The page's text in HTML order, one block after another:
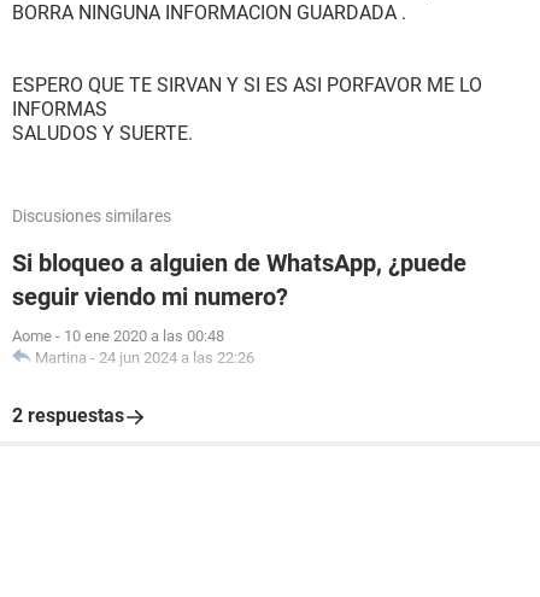
BORRA NINGUNA INFORMACION GUARDADA .
ESPERO QUE TE SIRVAN Y SI ES ASI PORFAVOR ME LO
INFORMAS
SALUDOS Y SUERTE.
Discusiones similares
Si bloqueo a alguien de WhatsApp, ¿puede
seguir viendo mi numero?
Aome - 10 ene 2020 a las 00:48
Martina - 24 jun 2024 a las 22:26
2 respuestas